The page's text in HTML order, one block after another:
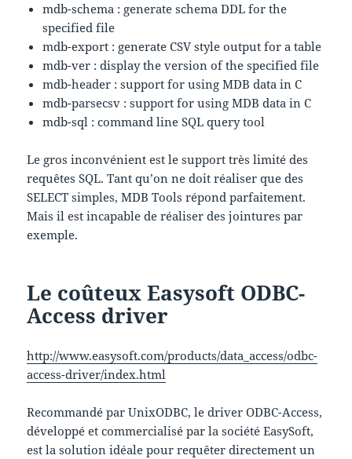
mdb-schema : generate schema DDL for the
specified file
mdb-export : generate CSV style output for a table
mdb-ver : display the version of the specified file
mdb-header : support for using MDB data in C
mdb-parsecsv : support for using MDB data in C
mdb-sql : command line SQL query tool
Le gros inconvénient est le support très limité des
requêtes SQL. Tant qu’on ne doit réaliser que des
SELECT simples, MDB Tools répond parfaitement.
Mais il est incapable de réaliser des jointures par
exemple.
Le coûteux Easysoft ODBC-
Access driver
http://www.easysoft.com/products/data_access/odbc-
access-driver/index.html
Recommandé par UnixODBC, le driver ODBC-Access,
développé et commercialisé par la société EasySoft,
est la solution idéale pour requêter directement un